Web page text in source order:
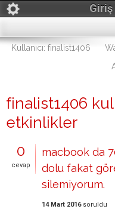
Giriş
Kullanıcı: finalist1406
finalist1406
etkinlikler
0
cevap
macbook da
dolu fakat
silemiyorum.
14 Mart 2016 soruldu